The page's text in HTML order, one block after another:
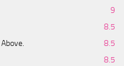
9
8.5
8.5
8.5